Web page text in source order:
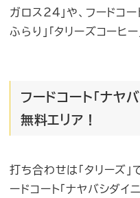
ガロス24」や、フードコー
ふらり」「タリーズコーヒ
フードコート「ナヤ
無料エリア！
打ち合わせは「タリーズ
ードコート「ナヤバシダイ